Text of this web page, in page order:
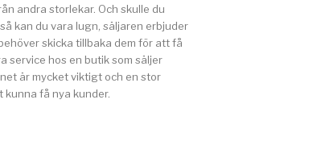
andra storlekar. Och skulle du
kan du vara lugn, säljaren erbjuder
skicka tillbaka dem för att få
service hos en butik som säljer
är mycket viktigt och en stor
få nya kunder.